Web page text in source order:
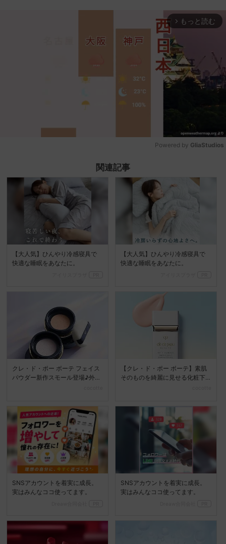
arrow_forward_ios もっと読む
Powered by GliaStudios
関連記事
【大人気】ひんやり冷感寝具で
快適な睡眠をあなたに。
【大人気】ひんやり冷感寝具で
快適な睡眠をあなたに。
クレ・ド・ポー ボーテ フェイス
パウダー新作スモール登場♪外出
【クレ・ド・ポー ボーテ】素肌
そのものを綺麗に見せる化粧下
SNSアカウントを着実に成長。
実はみんなココ使ってます。
SNSアカウントを着実に成長。
実はみんなココ使ってます。